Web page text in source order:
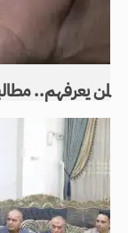
لمن يعرفهم..